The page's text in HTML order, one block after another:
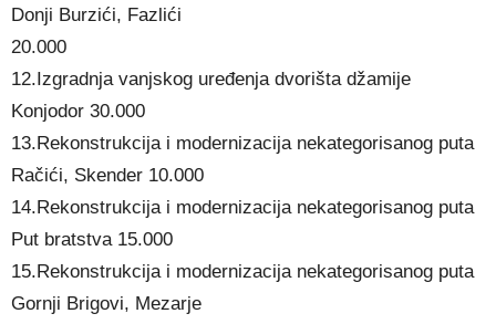
Donji Burzići, Fazlići
20.000
12.Izgradnja vanjskog uređenja dvorišta džamije
Konjodor 30.000
13.Rekonstrukcija i modernizacija nekategorisanog puta
Račići, Skender 10.000
14.Rekonstrukcija i modernizacija nekategorisanog puta
Put bratstva 15.000
15.Rekonstrukcija i modernizacija nekategorisanog puta
Gornji Brigovi, Mezarje